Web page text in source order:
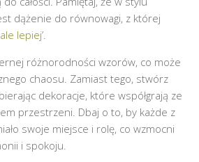
dążenie do równowagi, z której
lepiej’.
różnorodności wzorów, co może
chaosu. Zamiast tego, stwórz
dekoracje, które współgrają ze
przestrzeni. Dbaj o to, by każde z
swoje miejsce i rolę, co wzmocni
i spokoju.